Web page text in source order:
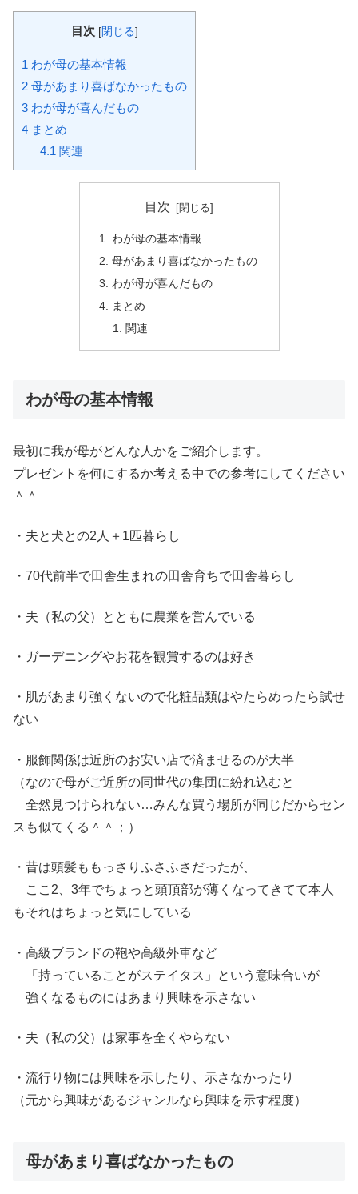
目次 [閉じる]
1 わが母の基本情報
2 母があまり喜ばなかったもの
3 わが母が喜んだもの
4 まとめ
4.1 関連
目次
わが母の基本情報
母があまり喜ばなかったもの
わが母が喜んだもの
まとめ
関連
わが母の基本情報
最初に我が母がどんな人かをご紹介します。
プレゼントを何にするか考える中での参考にしてください
＾＾
・夫と犬との2人＋1匹暮らし
・70代前半で田舎生まれの田舎育ちで田舎暮らし
・夫（私の父）とともに農業を営んでいる
・ガーデニングやお花を観賞するのは好き
・肌があまり強くないので化粧品類はやたらめったら試せ
ない
・服飾関係は近所のお安い店で済ませるのが大半
（なので母がご近所の同世代の集団に紛れ込むと
全然見つけられない…みんな買う場所が同じだからセン
スも似てくる＾＾；）
・昔は頭髪ももっさりふさふさだったが、
ここ2、3年でちょっと頭頂部が薄くなってきてて本人
もそれはちょっと気にしている
・高級ブランドの鞄や高級外車など
「持っていることがステイタス」という意味合いが
強くなるものにはあまり興味を示さない
・夫（私の父）は家事を全くやらない
・流行り物には興味を示したり、示さなかったり
（元から興味があるジャンルなら興味を示す程度）
母があまり喜ばなかったもの